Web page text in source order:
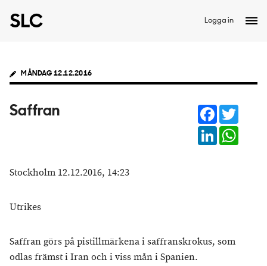
Logga in
MÅNDAG 12.12.2016
Saffran Facebook
LinkedIn
Stockholm 12.12.2016, 14:23
Utrikes
Saffran görs på pistillmärkena i saffranskrokus, som
odlas främst i Iran och i viss mån i Spanien.